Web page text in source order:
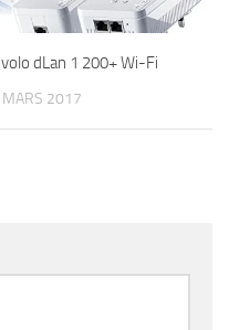
dLan 1 200+ Wi-Fi
MARS 2017